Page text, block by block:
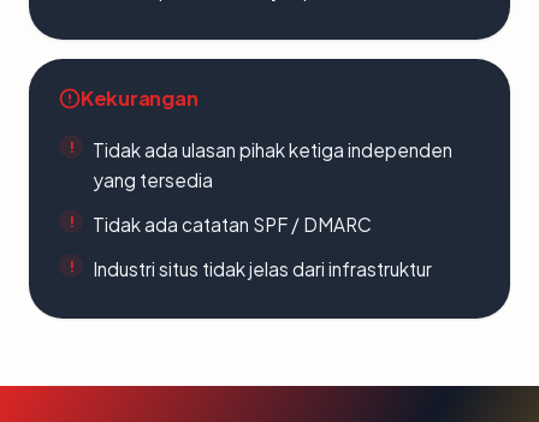
Kekurangan
Tidak ada ulasan pihak ketiga independen
yang tersedia
Tidak ada catatan SPF / DMARC
Industri situs tidak jelas dari infrastruktur